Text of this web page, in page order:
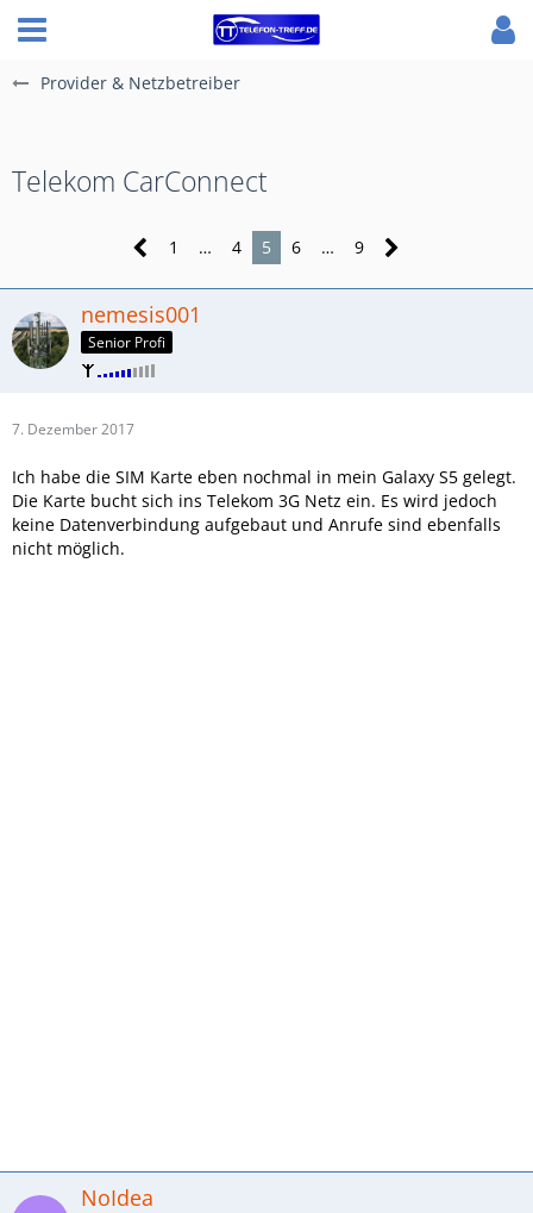
Provider & Netzbetreiber
Telekom CarConnect
1 … 4 5 6 … 9
nemesis001
Senior Profi
7. Dezember 2017
Ich habe die SIM Karte eben nochmal in mein Galaxy S5 gelegt.
Die Karte bucht sich ins Telekom 3G Netz ein. Es wird jedoch
keine Datenverbindung aufgebaut und Anrufe sind ebenfalls
nicht möglich.
NoIdea